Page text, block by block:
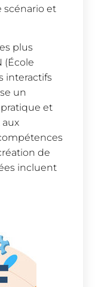
scénario et
plus
(École
interactifs
un
et
de
incluent